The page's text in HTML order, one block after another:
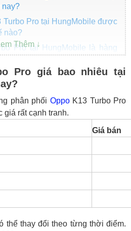
nay?
Turbo Pro tại HungMobile được
nào?
Pro tại HungMobile là hàng
Turbo Pro trả góp tại
bị những gì?
công ty tài chính
thẻ tín dụng 0%
Oppo K13 Turbo Pro tại
Pro giá bao nhiêu tại
phân phối OppoK13 Turbo Pro
giá rất cạnh tranh.
Giá bán
thể thay đổi theo từng thời điểm.